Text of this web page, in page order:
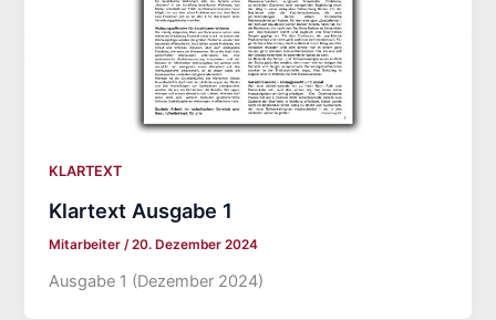
KLARTEXT
Klartext Ausgabe 1
Mitarbeiter/20. Dezember 2024
Ausgabe 1 (Dezember 2024)